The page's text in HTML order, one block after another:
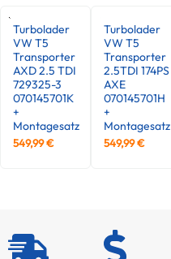
Turbolader
VW T5
Transporter
AXD 2.5 TDI
729325-3
070145701K
+
Montagesatz
549,99€
Turbolader
VW T5
Transporter
2.5TDI 174PS
AXE
070145701H
+
Montagesatz
549,99€